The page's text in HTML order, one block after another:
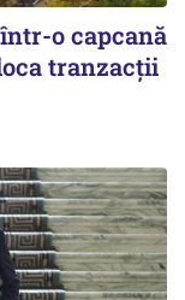
o capcană
tranzacții